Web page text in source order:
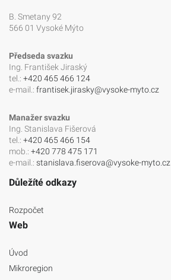
B. Smetany 92
566 01 Vysoké Mýto
Předseda svazku
Ing. František Jiraský
tel.: +420 465 466 124
e-mail.: frantisek.jirasky@vysoke-myto.cz
Manažer svazku
Ing. Stanislava Fišerová
tel.: +420 465 466 154
mob.: +420 778 475 171
e-mail.: stanislava.fiserova@vysoke-myto.cz
Důležíté odkazy
Rozpočet
Web
Úvod
Mikroregion